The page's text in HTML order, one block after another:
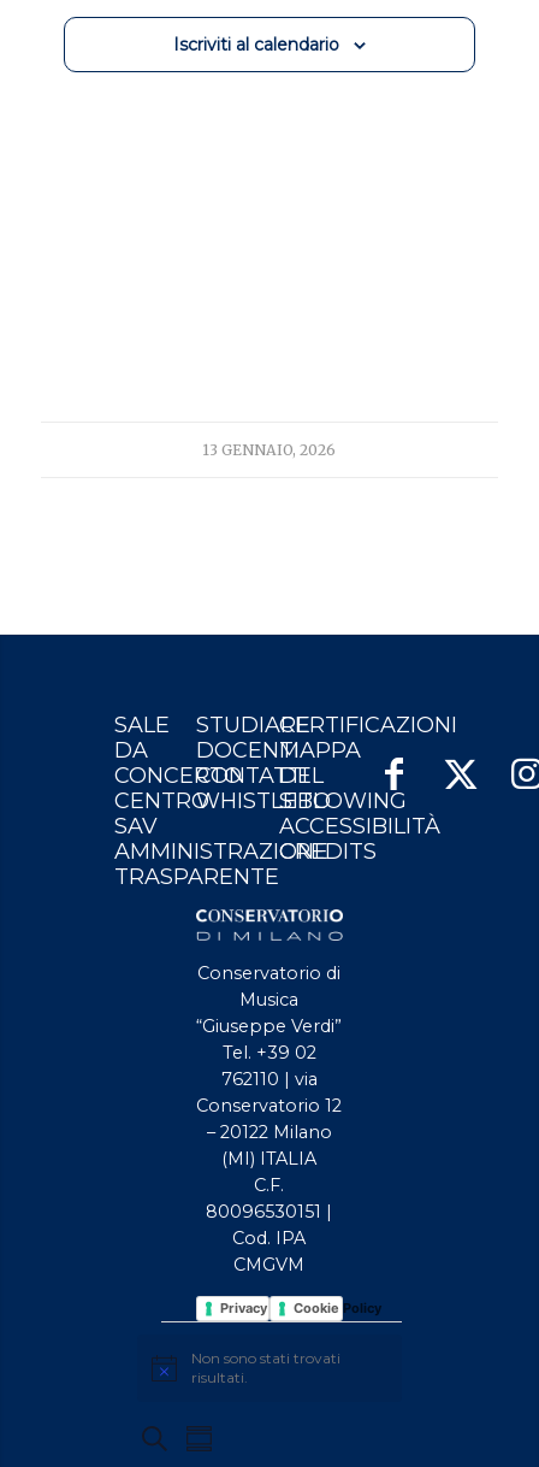
Iscriviti al calendario
13 GENNAIO, 2026
SALE
DA
CONCERTO
CENTRO
SAV
AMMINISTRAZIONE
TRASPARENTE
STUDIARE
DOCENTI
CONTATTI
WHISTLEBLOWING
CERTIFICAZIONI
MAPPA
DEL
SITO
ACCESSIBILITÀ
CREDITS
Conservatorio di
Musica
“Giuseppe Verdi”
Tel. +39 02
762110 | via
Conservatorio 12
– 20122 Milano
(MI) ITALIA
C.F.
80096530151 |
Cod. IPA
CMGVM
Privacy PolicyCookie Policy
EVENTI
Avviso
Non sono stati trovati
risultati.
EVENTI
CercaEvento
Sommario